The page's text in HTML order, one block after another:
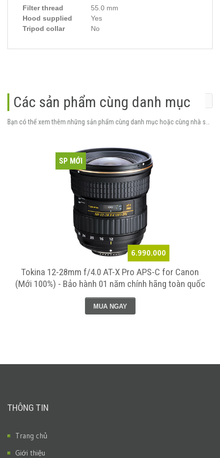
Filter thread
55.0 mm
Hood supplied
Yes
Tripod collar
No
Các sản phẩm cùng danh mục
6.990.000
SP MỚI
Tokina 12-28mm f/4.0 AT-X Pro APS-C for Canon
(Mới 100%) - Bảo hành 01 năm chính hãng toàn quốc
MUA NGAY
THÔNG TIN
Trang chủ
Giới thiệu